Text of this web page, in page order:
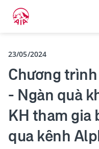
23/05/2024
Chương
- Ngàn quà
KH tham gia
qua kênh